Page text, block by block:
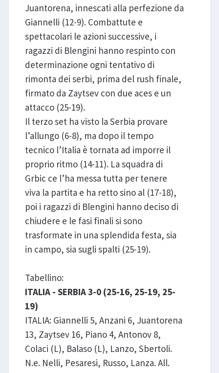
Juantorena, innescati alla perfezione da
Giannelli (12-9). Combattute e
spettacolari le azioni successive, i
ragazzi di Blengini hanno respinto con
determinazione ogni tentativo di
rimonta dei serbi, prima del rush finale,
firmato da Zaytsev con due aces e un
attacco (25-19).
Il terzo set ha visto la Serbia provare
l’allungo (6-8), ma dopo il tempo
tecnico l’Italia è tornata ad imporre il
proprio ritmo (14-11). La squadra di
Grbic ce l’ha messa tutta per tenere
viva la partita e ha retto sino al (17-18),
poi i ragazzi di Blengini hanno deciso di
chiudere e le fasi finali si sono
trasformate in una splendida festa, sia
in campo, sia sugli spalti (25-19).
Tabellino:
ITALIA - SERBIA 3-0 (25-16, 25-19, 25-
19)
ITALIA: Giannelli 5, Anzani 6, Juantorena
13, Zaytsev 16, Piano 4, Antonov 8,
Colaci (L), Balaso (L), Lanzo, Sbertoli.
N.e. Nelli, Pesaresi, Russo, Lanza. All.